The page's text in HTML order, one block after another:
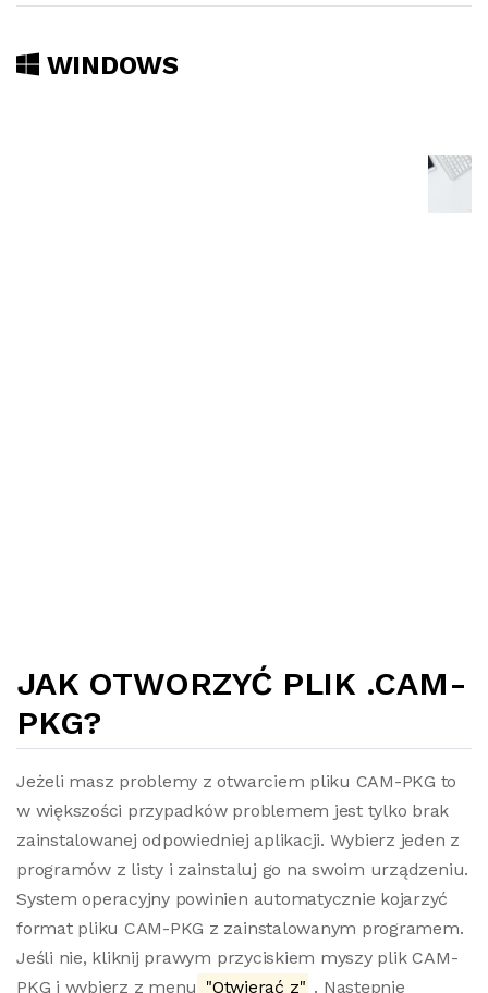
WINDOWS
JAK OTWORZYĆ PLIK .CAM-
PKG?
Jeżeli masz problemy z otwarciem pliku CAM-PKG to
w większości przypadków problemem jest tylko brak
zainstalowanej odpowiedniej aplikacji. Wybierz jeden z
programów z listy i zainstaluj go na swoim urządzeniu.
System operacyjny powinien automatycznie kojarzyć
format pliku CAM-PKG z zainstalowanym programem.
Jeśli nie, kliknij prawym przyciskiem myszy plik CAM-
PKG i wybierz z menu "Otwierać z" . Następnie